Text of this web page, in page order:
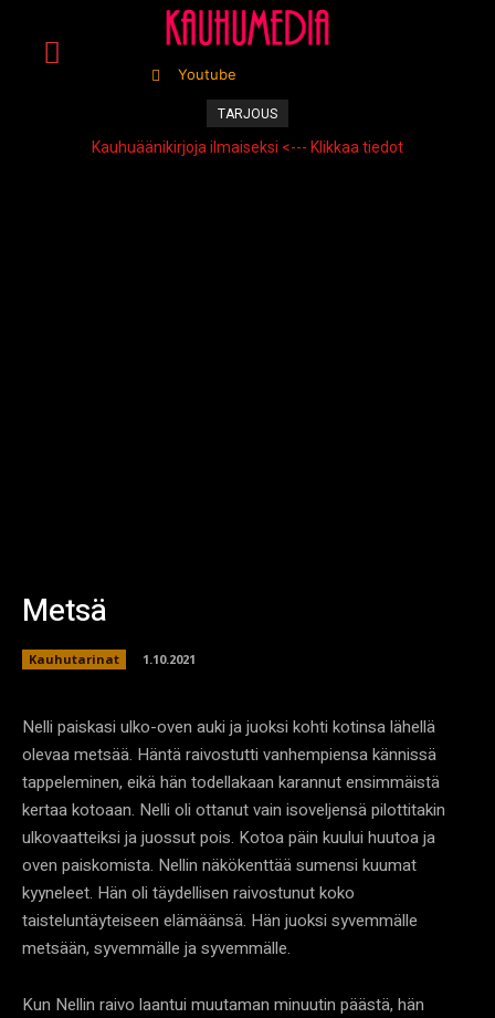
Youtube
TARJOUS
Kauhuäänikirjoja ilmaiseksi <--- Klikkaa tiedot
Metsä
Kauhutarinat 1.10.2021
Nelli paiskasi ulko-oven auki ja juoksi kohti kotinsa lähellä
olevaa metsää. Häntä raivostutti vanhempiensa kännissä
tappeleminen, eikä hän todellakaan karannut ensimmäistä
kertaa kotoaan. Nelli oli ottanut vain isoveljensä pilottitakin
ulkovaatteiksi ja juossut pois. Kotoa päin kuului huutoa ja
oven paiskomista. Nellin näkökenttää sumensi kuumat
kyyneleet. Hän oli täydellisen raivostunut koko
taisteluntäyteiseen elämäänsä. Hän juoksi syvemmälle
metsään, syvemmälle ja syvemmälle.
Kun Nellin raivo laantui muutaman minuutin päästä, hän